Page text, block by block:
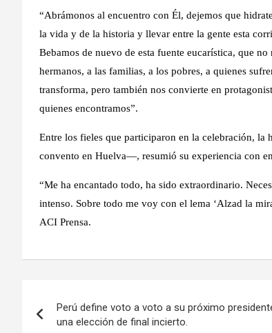
“Abrámonos al encuentro con Él, dejemos que
la vida y de la historia y llevar entre la gente esta
Bebamos de nuevo de esta fuente eucarística, que
hermanos, a las familias, a los pobres, a quienes
transforma, pero también nos convierte en
quienes encontramos”.
Entre los fieles que participaron en la celebración,
convento en Huelva—, resumió su experiencia con
“Me ha encantado todo, ha sido extraordinario.
intenso. Sobre todo me voy con el lema ‘Alzad la
ACI Prensa.
de
Perú define voto a voto a su próximo
una elección de final incierto.